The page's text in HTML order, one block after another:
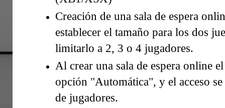
Creación de una sala de espera
establecer el tamaño para los dos
limitarlo a 2, 3 o 4 jugadores.
Al crear una sala de espera online
opción "Automática", y el acceso
de jugadores.